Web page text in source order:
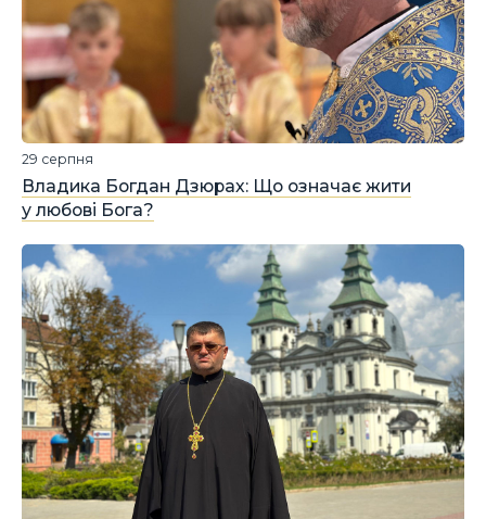
Владика Богдан Дзюрах: Що означає жити
у любові Бога?
29 серпня